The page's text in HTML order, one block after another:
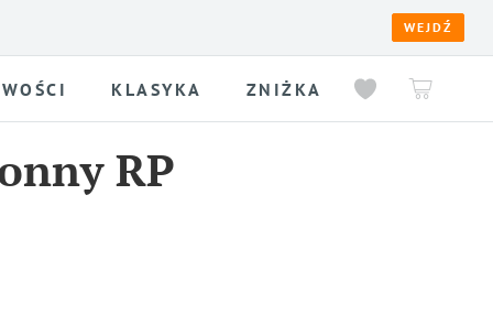
WEJDŹ
KLASYKA ZNIŻKA
RP